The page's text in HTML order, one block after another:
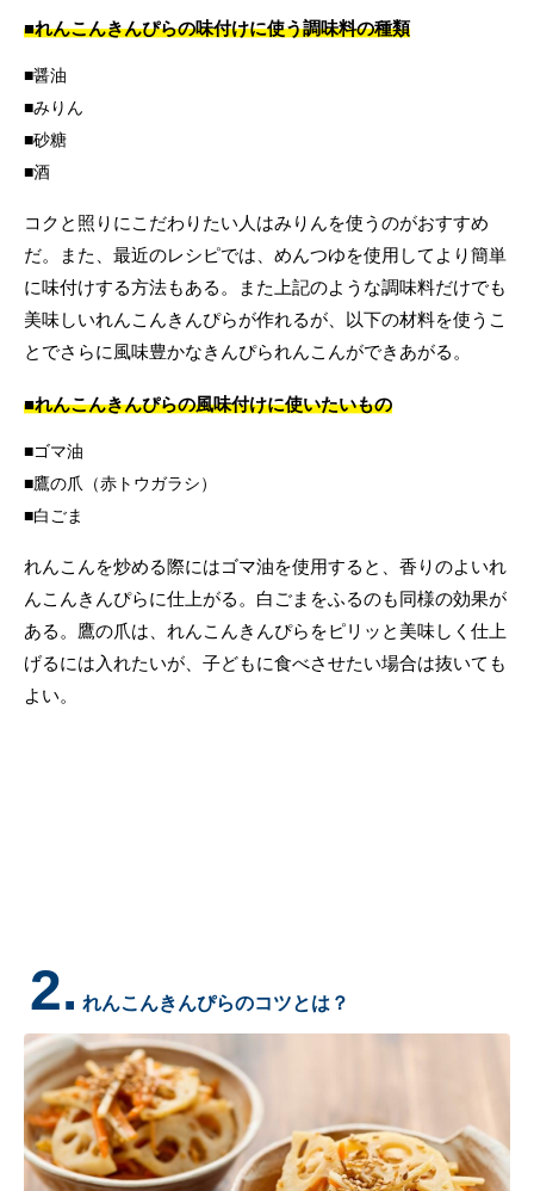
■れんこんきんぴらの味付けに使う調味料の種類
醤油
みりん
砂糖
酒
コクと照りにこだわりたい人はみりんを使うのがおすすめ
だ。また、最近のレシピでは、めんつゆを使用してより簡単
に味付けする方法もある。また上記のような調味料だけでも
美味しいれんこんきんぴらが作れるが、以下の材料を使うこ
とでさらに風味豊かなきんぴられんこんができあがる。
■れんこんきんぴらの風味付けに使いたいもの
ゴマ油
鷹の爪（赤トウガラシ）
白ごま
れんこんを炒める際にはゴマ油を使用すると、香りのよいれ
んこんきんぴらに仕上がる。白ごまをふるのも同様の効果が
ある。鷹の爪は、れんこんきんぴらをピリッと美味しく仕上
げるには入れたいが、子どもに食べさせたい場合は抜いても
よい。
2. れんこんきんぴらのコツとは？